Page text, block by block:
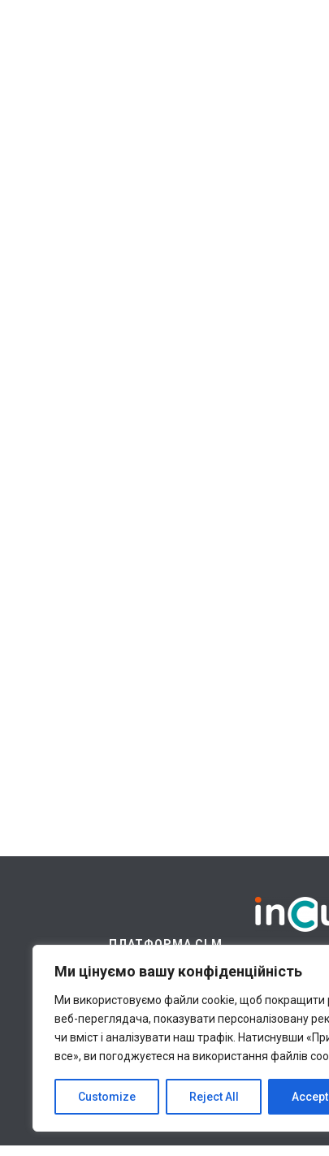
Ми цінуємо вашу конфіденційність
Ми використовуємо файли cookie, щоб покращити
веб-переглядача, показувати персоналізовану
чи вміст і аналізувати наш трафік. Натиснувши
все», ви погоджуєтеся на використання файлів
Customize Reject All Accept
ПЛАТФОРМА CLM
Платформа
Модулі
Галузі
Ціни
Ідеї для бізнесу
Всі права належать inCust Ltd., ©